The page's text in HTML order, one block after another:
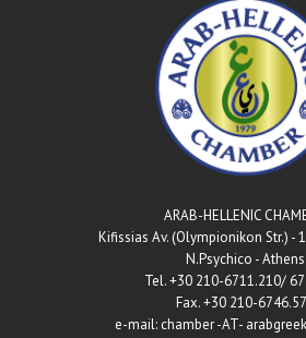
ARAB-HELLENIC
N.Psychico - Athens
Tel. +30 210-6711.210/
Fax. +30 210-
e-mail: chamber -AT-